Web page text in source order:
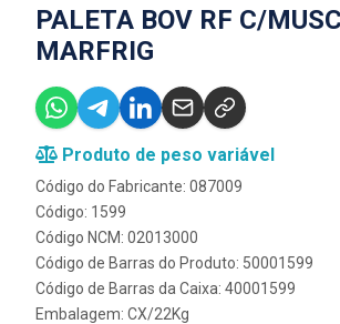
PALETA BOV RF C/
MARFRIG
Produto de peso variável
Código do Fabricante: 087009
Código: 1599
Código NCM: 02013000
Código de Barras do Produto: 50001599
Código de Barras da Caixa: 40001599
Embalagem: CX/22Kg